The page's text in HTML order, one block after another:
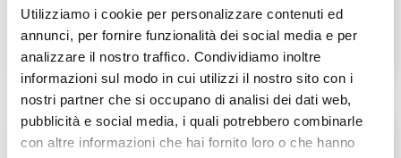
Utilizziamo i cookie per personalizzare contenuti ed
annunci, per fornire funzionalità dei social media e per
analizzare il nostro traffico. Condividiamo inoltre
informazioni sul modo in cui utilizzi il nostro sito con i
nostri partner che si occupano di analisi dei dati web,
pubblicità e social media, i quali potrebbero combinarle
con altre informazioni che hai fornito loro o che hanno
Lombardia-Milano